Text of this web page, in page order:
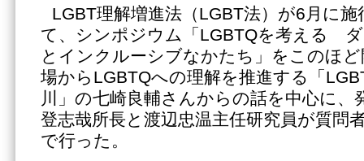
LGBT理解増進法（LGBT法）が6月に
て、シンポジウム「LGBTQを考える
とインクルーシブなかたち」をこのほ
場からLGBTQへの理解を推進する「
川」の七崎良輔さんからの話を中心に、
登志哉所長と渡辺忠温主任研究員が質問
で行った。